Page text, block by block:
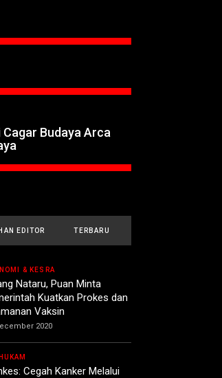
Budaya Arca
EDITOR TERBARU
& KESRA
Nataru, Puan Minta
Kuatkan Prokes dan
Vaksin
2020
Cegah Kanker Melalui